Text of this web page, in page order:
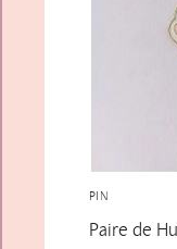
PIN
Paire de